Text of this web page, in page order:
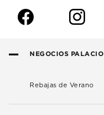
f i
NEGOCIOS PALACIO
Rebajas de Verano